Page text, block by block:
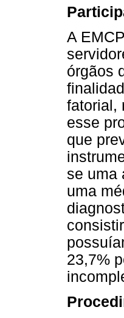
A
órgãos
fatorial,
esse
que
se uma
uma
23,7%